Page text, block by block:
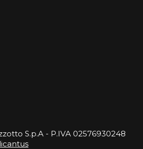
S.p.A - P.IVA 02576930248